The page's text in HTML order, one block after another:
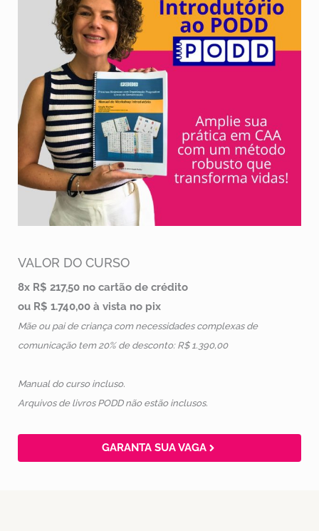
VALOR DO CURSO
8x R$ 217,50 no cartão de crédito
ou R$ 1.740,00 à vista no pix
Mãe ou pai de criança com necessidades complexas de
comunicação tem 20% de desconto: R$ 1.390,00
Manual do curso incluso.
Arquivos de livros PODD não estão inclusos.
GARANTA SUA VAGA